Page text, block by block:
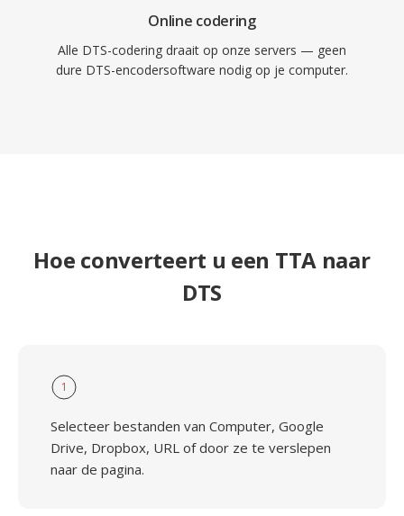
Online codering
Alle DTS-codering draait op onze servers — geen
dure DTS-encodersoftware nodig op je computer.
Hoe converteert u een TTA naar
DTS
1
Selecteer bestanden van Computer, Google
Drive, Dropbox, URL of door ze te verslepen
naar de pagina.